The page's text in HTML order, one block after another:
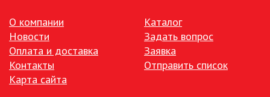
ЭЛЕКТРОСТАНЦИИ
ПРОТИВОМОСКИТНЫЕ ЛАМПЫ
РАЗЪЁМЫ, ПЕРЕХОДНИКИ, ТВ
О компании
Новости
Оплата и доставка
Контакты
Карта сайта
Каталог
Задать вопрос
Заявка
Отправить список